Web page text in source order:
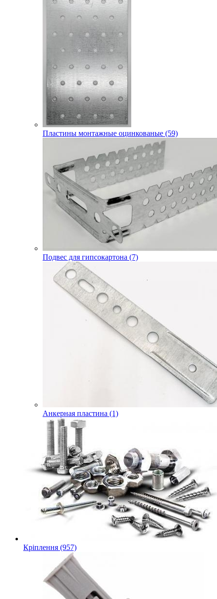
Пластины монтажные оцинкованые (59)
Подвес для гипсокартона (7)
Анкерная пластина (1)
Кріплення (957)